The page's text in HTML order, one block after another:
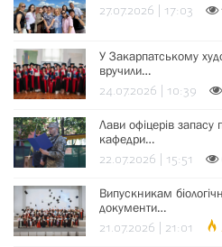
27.07.2026 | 17:03
У Закарпатському
вручили…
24.07.2026 | 10:39
Лави офіцерів запасу
кафедри…
22.07.2026 | 15:51
Випускникам
документи…
21.07.2026 | 21:01